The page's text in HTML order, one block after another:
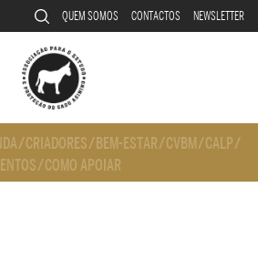
QUEM SOMOS CONTACTOS NEWSLETTER
/CRIADORES/ BEM-ESTAR/CVBM/CALP/
/COMO APOIAR